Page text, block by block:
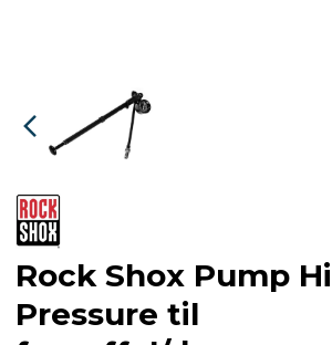
Rock Shox Pump
Pressure til